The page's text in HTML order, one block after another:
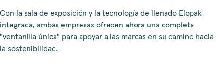
Con la sala de exposición y la tecnología de llenado Elopak
integrada, ambas empresas ofrecen ahora una completa
"ventanilla única" para apoyar a las marcas en su camino hacia
la sostenibilidad.